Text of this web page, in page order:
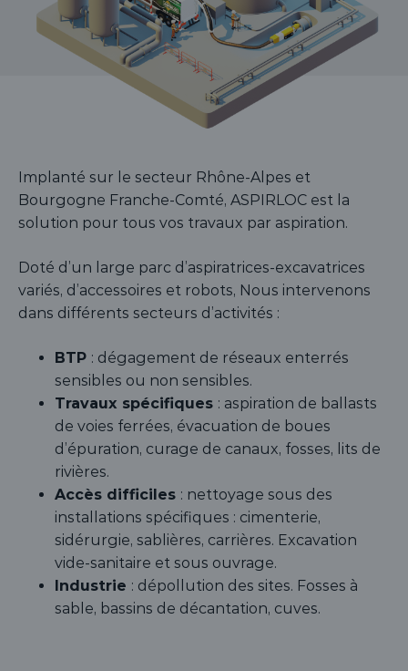
Implanté sur le secteur Rhône-Alpes et
Bourgogne Franche-Comté, ASPIRLOC est la
solution pour tous vos travaux par aspiration.
Doté d’un large parc d’aspiratrices-excavatrices
variés, d’accessoires et robots, Nous intervenons
dans différents secteurs d’activités :
BTP : dégagement de réseaux enterrés
sensibles ou non sensibles.
Travaux spécifiques : aspiration de ballasts
de voies ferrées, évacuation de boues
d’épuration, curage de canaux, fosses, lits de
rivières.
Accès difficiles : nettoyage sous des
installations spécifiques : cimenterie,
sidérurgie, sablières, carrières. Excavation
vide-sanitaire et sous ouvrage.
Industrie : dépollution des sites. Fosses à
sable, bassins de décantation, cuves.